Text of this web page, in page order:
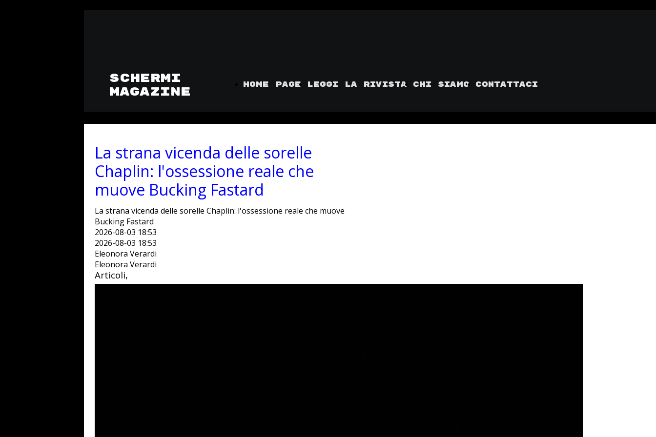
SCHERMI
MAGAZINE
Home Page Leggi la rivista chi siamo Contattaci
La strana vicenda delle sorelle
Chaplin: l'ossessione reale che
muove Bucking Fastard
La strana vicenda delle sorelle Chaplin: l'ossessione reale che muove
Bucking Fastard
2026-08-03 18:53
2026-08-03 18:53
Eleonora Verardi
Eleonora Verardi
Articoli,